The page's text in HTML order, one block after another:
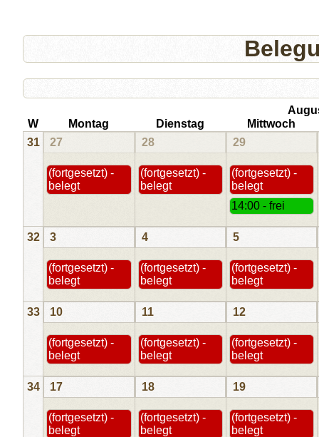
W
Montag Dienstag
Mittwoch
31
27
(fortgesetzt) -
belegt
28
(fortgesetzt) -
belegt
29
(fortgesetzt) -
belegt
14:00 - frei
32 3
(fortgesetzt) -
belegt
4
(fortgesetzt) -
belegt
5
(fortgesetzt) -
belegt
33 10
(fortgesetzt) -
belegt
11
(fortgesetzt) -
belegt
12
(fortgesetzt) -
belegt
34 17
(fortgesetzt) -
belegt
18
(fortgesetzt) -
belegt
19
(fortgesetzt) -
belegt